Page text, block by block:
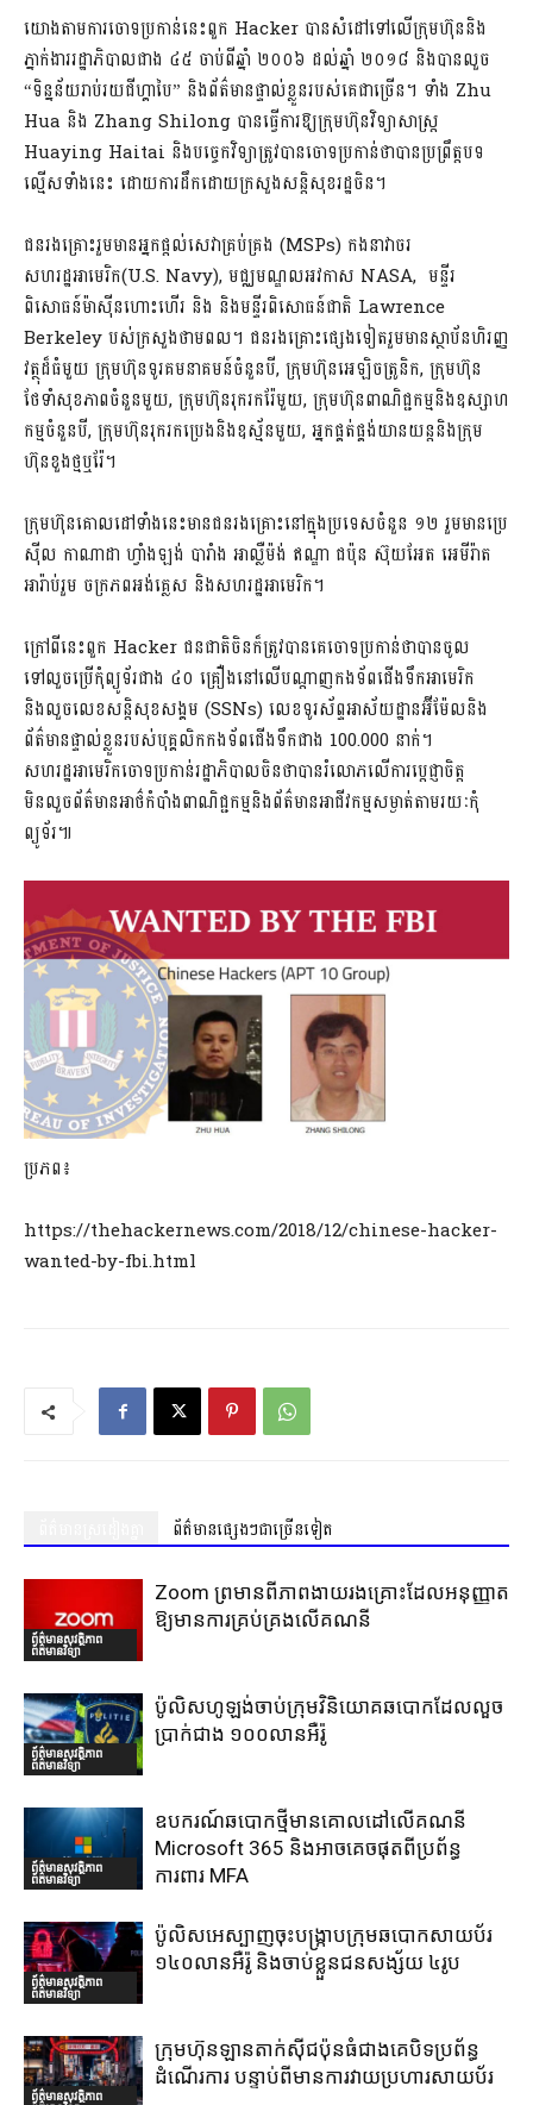
យោងតាមការចោទប្រកាន់នេះពួក Hacker បានសំដៅទៅលើក្រុមហ៊ុននិង
ភ្នាក់ងាររដ្ឋាភិបាលជាង ៤៥ ចាប់ពីឆ្នាំ ២០០៦ ដល់ឆ្នាំ ២០១៨ និងបានលួច
“ទិន្នន័យរាប់រយជីហ្គាបៃ” និងព័ត៌មានផ្ទាល់ខ្លួនរបស់គេជាច្រើន។ ទាំង Zhu
Hua និង Zhang Shilong បានធ្វើការឱ្យក្រុមហ៊ុនវិទ្យាសាស្រ្ត
Huaying Haitai និងបច្ចេកវិទ្យាត្រូវបានចោទប្រកាន់ថាបានប្រព្រឹត្តបទ
ល្មើសទាំងនេះ ដោយការដឹកដោយក្រសួងសន្តិសុខរដ្ឋចិន។
ជនរងគ្រោះរួមមានអ្នកផ្តល់សេវាគ្រប់គ្រង (MSPs) កងនាវាចរ
សហរដ្ឋអាមេរិក(U.S. Navy), មជ្ឈមណ្ឌលអវកាស NASA, មន្ទីរ
ពិសោធន៍ម៉ាស៊ីនហោះហើរ និង និងមន្ទីរពិសោធន៍ជាតិ Lawrence
Berkeley បស់ក្រសួងថាមពល។ ជនរងគ្រោះផ្សេងទៀតរួមមានស្ថាប័នហិរញ្ញ
វត្ថុដ៏ធំមួយ ក្រុមហ៊ុនទូរគមនាគមន៍ចំនួនបី, ក្រុមហ៊ុនអេឡិចត្រូនិក, ក្រុមហ៊ុន
ថែទាំសុខភាពចំនួនមួយ, ក្រុមហ៊ុនរុករករ៉ែមួយ, ក្រុមហ៊ុនពាណិជ្ជកម្មនិងឧស្សាហ
កម្មចំនួនបី, ក្រុមហ៊ុនរុករកប្រេងនិងឧស្ម័នមួយ,​ អ្នកផ្គត់ផ្គង់យានយន្តនិងក្រុម
ហ៊ុនខួងថ្មឬរ៉ែ។
ក្រុមហ៊ុនគោលដៅទាំងនេះមានជនរងគ្រោះនៅក្នុងប្រទេសចំនួន ១២ រួមមានប្រេ
ស៊ីល​ កាណាដា ហ្វាំងឡង់ បារាំង អាល្លឺម៉ង់ ឥណ្ឌា ជប៉ុន ស៊ុយអែត អេមីរ៉ាត
អារ៉ាប់រួម ចក្រភពអង់គ្លេស និងសហរដ្ឋអាមេរិក។
ក្រៅពីនេះពួក Hacker ជនជាតិចិនក៏ត្រូវបានគេចោទប្រកាន់ថាបានចូល
ទៅលួចប្រើកុំព្យូទ័រជាង ៤០ គ្រឿងនៅលើបណ្តាញកងទ័ពជើងទឹកអាមេរិក
និងលួចលេខសន្តិសុខសង្គម (SSNs) លេខទូរស័ព្ទអាស័យដ្ឋានអ៊ីម៉ែលនិង
ព័ត៌មានផ្ទាល់ខ្លួនរបស់បុគ្គលិកកងទ័ពជើងទឹកជាង 100.000 នាក់។
សហរដ្ឋអាមេរិកចោទប្រកាន់រដ្ឋាភិបាលចិនថាបានរំលោភលើការប្តេជ្ញាចិត្ត
មិនលួចព័ត៌មានអាថ៌កំបាំងពាណិជ្ជកម្មនិងព័ត៌មានអាជីវកម្មសម្ងាត់តាមរយៈកុំ
ព្យូទ័រ៕
ប្រភព​៖
https://thehackernews.com/2018/12/chinese-hacker-
wanted-by-fbi.html
ព័ត៌មានផ្សេងៗជាច្រើនទៀត
ព័ត៌មានសុវត្ថិភាព
ព័ត៌មានវិទ្យា
Zoom ព្រមានពីភាពងាយរងគ្រោះដែលអនុញ្ញាត
ឱ្យមានការគ្រប់គ្រងលើគណនី
ព័ត៌មានសុវត្ថិភាព
ព័ត៌មានវិទ្យា
ប៉ូលិសហូឡង់ចាប់ក្រុមវិនិយោគឆបោកដែលលួច
ប្រាក់ជាង ១០០លានអឺរ៉ូ
ព័ត៌មានសុវត្ថិភាព
ព័ត៌មានវិទ្យា
ឧបករណ៍ឆបោកថ្មីមានគោលដៅលើគណនី
Microsoft 365 និងអាចគេចផុតពីប្រព័ន្ធ
ការពារ MFA
ព័ត៌មានសុវត្ថិភាព
ព័ត៌មានវិទ្យា
ប៉ូលិសអេស្បាញចុះបង្រ្កាបក្រុមឆបោកសាយប័រ
១៤០លានអឺរ៉ូ និងចាប់ខ្លួនជនសង្ស័យ ៤រូប
ព័ត៌មានសុវត្ថិភាព
ក្រុមហ៊ុនឡានតាក់ស៊ីជប៉ុនធំជាងគេបិទប្រព័ន្ធ
ដំណើរការ បន្ទាប់ពីមានការវាយប្រហារសាយប័រ